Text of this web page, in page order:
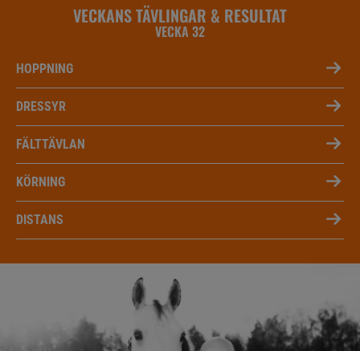
VECKANS TÄVLINGAR & RESULTAT
VECKA 32
HOPPNING
DRESSYR
FÄLTTÄVLAN
KÖRNING
DISTANS